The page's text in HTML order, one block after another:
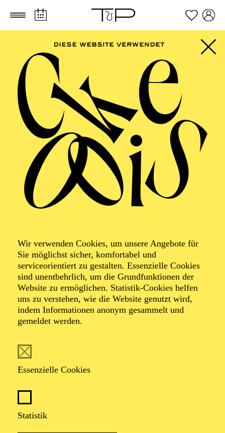
Zum Hauptinhalt springen Zum Footer springen
Wir verwenden Cookies, um unsere Angebote für
Sie möglichst sicher, komfortabel und
serviceorientiert zu gestalten. Essenzielle Cookies
sind unentbehrlich, um die Grundfunktionen der
Website zu ermöglichen. Statistik-Cookies helfen
uns zu verstehen, wie die Website genutzt wird,
indem Informationen anonym gesammelt und
gemeldet werden.
Essenzielle Cookies
Statistik
PHILHARMONIE
Philharmonie entdecken · Babykonzert
"Hör mal, wie das
klingt" I
TICKETS
TERMIN
Mittwoch 2. Dezember 2026
Donnerstag 3. Dezember 2026
Für Babys bis 1 Jahr